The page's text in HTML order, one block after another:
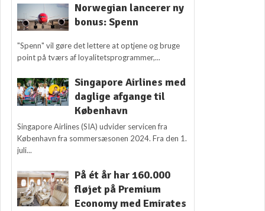
Norwegian lancerer ny
bonus: Spenn
"Spenn" vil gøre det lettere at optjene og bruge
point på tværs af loyalitetsprogrammer,...
Singapore Airlines med
daglige afgange til
København
Singapore Airlines (SIA) udvider servicen fra
København fra sommersæsonen 2024. Fra den 1.
juli...
På ét år har 160.000
fløjet på Premium
Economy med Emirates